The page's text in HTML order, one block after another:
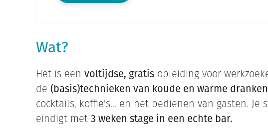
Wat?
Het is een voltijdse, gratis opleiding voor
de (basis)technieken van koude en warme
cocktails, koffie's... en het bedienen van gasten. Je
eindigt met 3 weken stage in een echte bar.